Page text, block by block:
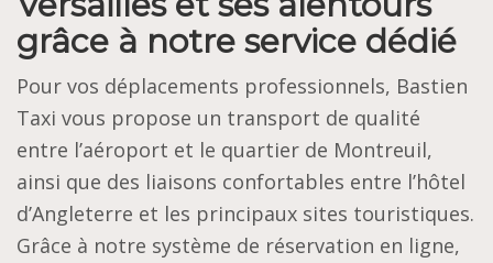
grâce à notre service dédié
Pour vos déplacements professionnels, Bastien
Taxi vous propose un transport de qualité
entre l’aéroport et le quartier de Montreuil,
ainsi que des liaisons confortables entre l’hôtel
d’Angleterre et les principaux sites touristiques.
Grâce à notre système de réservation en ligne,